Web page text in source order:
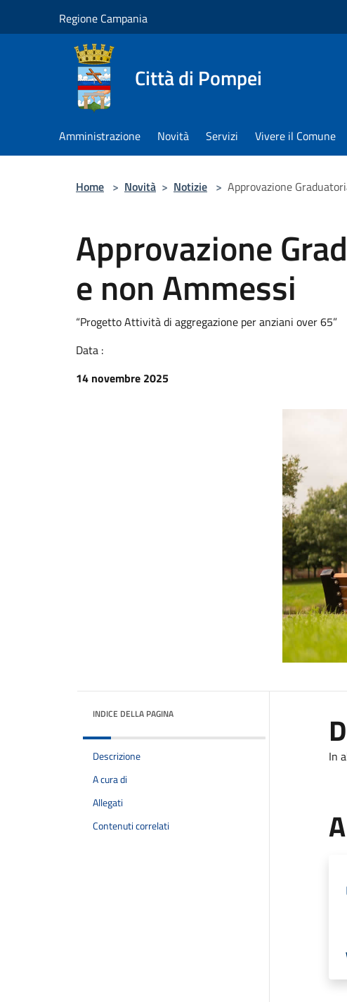
Regione Campania
Città di Pompei
Amministrazione Novità Servizi Vivere il Comune
Home > Novità > Notizie > Approvazione
Approvazione
e non Ammessi
“Progetto Attività di aggregazione per anziani over 65”
Data :
14 novembre 2025
INDICE DELLA PAGINA
Descrizione
A cura di
Allegati
Contenuti correlati
In